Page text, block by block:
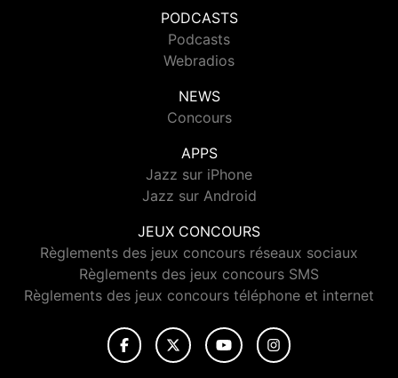
PODCASTS
Podcasts
Webradios
NEWS
Concours
APPS
Jazz sur iPhone
Jazz sur Android
JEUX CONCOURS
Règlements des jeux concours réseaux sociaux
Règlements des jeux concours SMS
Règlements des jeux concours téléphone et internet